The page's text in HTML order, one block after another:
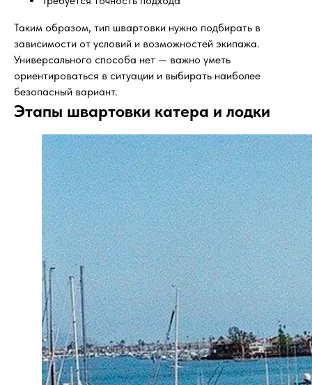
Таким образом, тип швартовки нужно подбирать в
зависимости от условий и возможностей экипажа.
Универсального способа нет — важно уметь
ориентироваться в ситуации и выбирать наиболее
безопасный вариант.
Этапы швартовки катера и лодки